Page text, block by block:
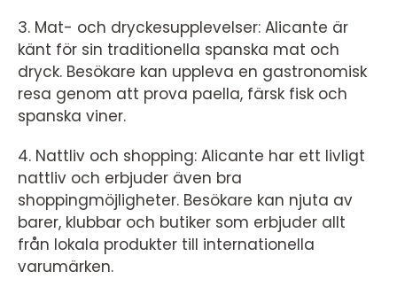
3. Mat- och dryckesupplevelser: Alicante är
känt för sin traditionella spanska mat och
dryck. Besökare kan uppleva en gastronomisk
resa genom att prova paella, färsk fisk och
spanska viner.
4. Nattliv och shopping: Alicante har ett livligt
nattliv och erbjuder även bra
shoppingmöjligheter. Besökare kan njuta av
barer, klubbar och butiker som erbjuder allt
från lokala produkter till internationella
varumärken.